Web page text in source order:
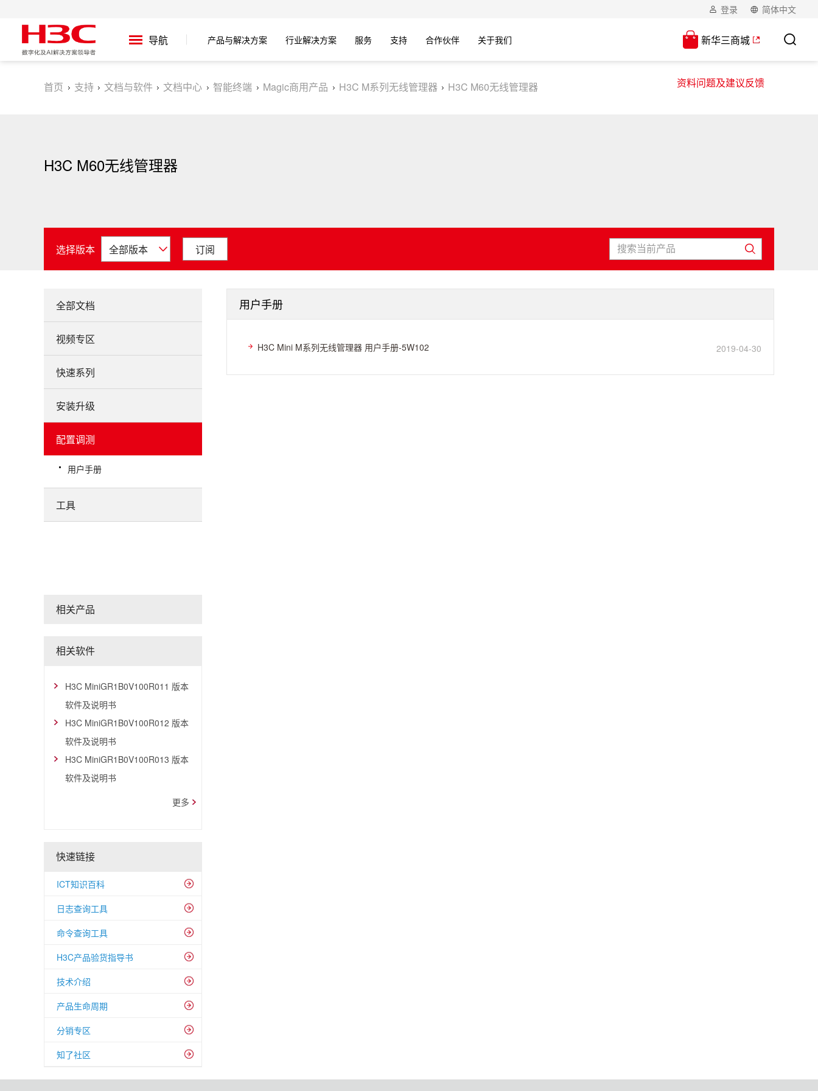
登录 简体中文
导航 产品与解决方案 行业解决方案 服务 支持 合作伙伴 关于我们 新华三商城
资料问题及建议反馈
首页 支持 文档与软件 文档中心 智能终端 Magic商用产品 H3C M系列无线管理器 H3C M60无线管理器
H3C M60无线管理器
选择版本 订阅
全部文档
视频专区
快速系列
安装升级
配置调测
用户手册
工具
相关产品
相关软件
H3C MiniGR1B0V100R011 版本
软件及说明书
H3C MiniGR1B0V100R012 版本
软件及说明书
H3C MiniGR1B0V100R013 版本
软件及说明书
更多
快速链接
ICT知识百科
日志查询工具
命令查询工具
H3C产品验货指导书
技术介绍
产品生命周期
分销专区
知了社区
用户手册
H3C Mini M系列无线管理器 用户手册-5W102 2019-04-30